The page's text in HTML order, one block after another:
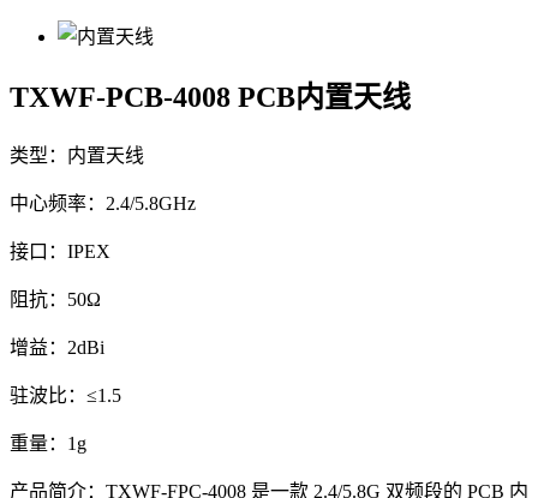
TXWF-PCB-4008 PCB内置天线
类型：内置天线
中心频率：2.4/5.8GHz
接口：IPEX
阻抗：50Ω
增益：2dBi
驻波比：≤1.5
重量：1g
产品简介：TXWF-FPC-4008 是一款 2.4/5.8G 双频段的 PCB 内